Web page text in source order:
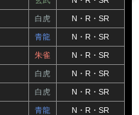
白虎 N・R・SR
青龍 N・R・SR
朱雀 N・R・SR
白虎 N・R・SR
白虎 N・R・SR
青龍 N・R・SR